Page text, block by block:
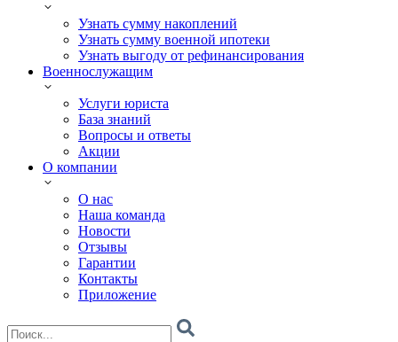
Узнать сумму накоплений
Узнать сумму военной ипотеки
Узнать выгоду от рефинансирования
Военнослужащим
Услуги юриста
База знаний
Вопросы и ответы
Акции
О компании
О нас
Наша команда
Новости
Отзывы
Гарантии
Контакты
Приложение